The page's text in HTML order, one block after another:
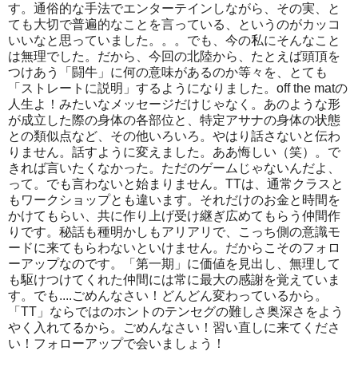
す。通俗的な手法でエンターテインしながら、その実、と
ても大切で普遍的なことを言っている、というのがカッコ
いいなと思っていました。。。でも、今の私にそんなこと
は無理でした。だから、今回の北陸から、たとえば頭頂を
つけあう「闘牛」に何の意味があるのか等々を、とても
「ストレートに説明」するようになりました。 off the matの
人生よ！みたいなメッセージだけじゃなく。あのような形
が成立した際の身体の各部位と、特定アサナの身体の状態
との類似点など、その他いろいろ。やはり話さないと伝わ
りません。話すように変えました。ああ悔しい（笑）。で
きれば言いたくなかった。ただのゲームじゃないんだよ、
って。でも言わないと始まりません。 TTは、通常クラスと
もワークショップとも違います。それだけのお金と時間を
かけてもらい、共に作り上げ受け継ぎ広めてもらう仲間作
りです。秘話も種明かしもアリアリで、こっち側の意識モ
ードに来てもらわないといけません。だからこそのフォロ
ーアップなのです。「第一期」に価値を見出し、無理して
も駆けつけてくれた仲間には常に最大の感謝を覚えていま
す。でも....ごめんなさい！どんどん変わっているから。
「 TT 」ならではのホントのテンセグの難しさ奥深さをよう
やく入れてるから。ごめんなさい！習い直しに来てくださ
い！フォローアップで会いましょう！